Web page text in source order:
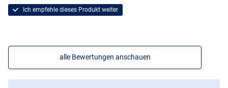
Ich empfehle dieses Produkt weiter
alle Bewertungen anschauen